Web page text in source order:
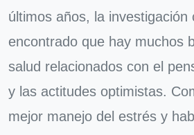
últimos años, la investigación
encontrado que hay muchos
salud relacionados con el
y las actitudes optimistas.
mejor manejo del estrés y